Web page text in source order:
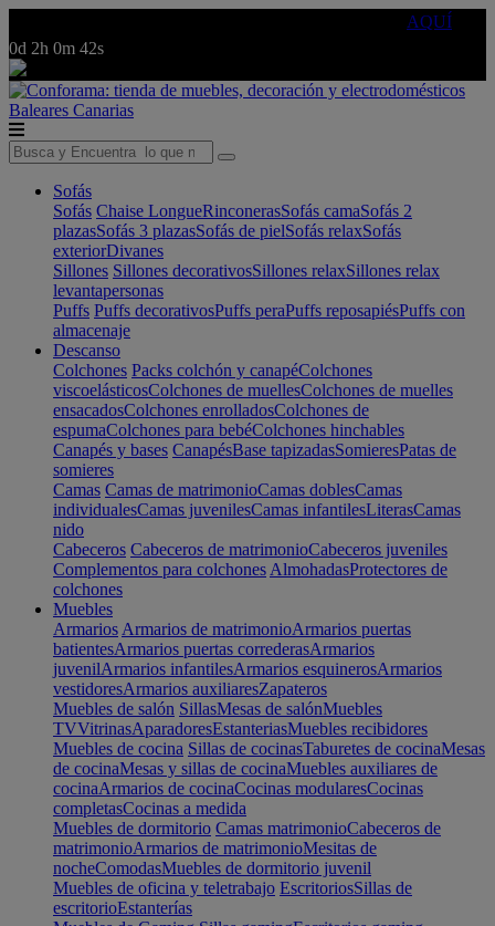
AQUÍ
0d 2h 0m 42s
Baleares Canarias
Sofás
Sofás Chaise LongueRinconerasSofás camaSofás 2
plazasSofás 3 plazasSofás de pielSofás relaxSofás
exteriorDivanes
Sillones Sillones decorativosSillones relaxSillones relax
levantapersonas
Puffs Puffs decorativosPuffs peraPuffs reposapiésPuffs con
almacenaje
Descanso
Colchones Packs colchón y canapéColchones
viscoelásticosColchones de muellesColchones de muelles
ensacadosColchones enrolladosColchones de
espumaColchones para bebéColchones hinchables
Canapés y bases CanapésBase tapizadasSomieresPatas de
somieres
Camas Camas de matrimonioCamas doblesCamas
individualesCamas juvenilesCamas infantilesLiterasCamas
nido
Cabeceros Cabeceros de matrimonioCabeceros juveniles
Complementos para colchones AlmohadasProtectores de
colchones
Muebles
Armarios Armarios de matrimonioArmarios puertas
batientesArmarios puertas correderasArmarios
juvenilArmarios infantilesArmarios esquinerosArmarios
vestidoresArmarios auxiliaresZapateros
Muebles de salón SillasMesas de salónMuebles
TVVitrinasAparadoresEstanteriasMuebles recibidores
Muebles de cocina Sillas de cocinasTaburetes de cocinaMesas
de cocinaMesas y sillas de cocinaMuebles auxiliares de
cocinaArmarios de cocinaCocinas modularesCocinas
completasCocinas a medida
Muebles de dormitorio Camas matrimonioCabeceros de
matrimonioArmarios de matrimonioMesitas de
nocheComodasMuebles de dormitorio juvenil
Muebles de oficina y teletrabajo EscritoriosSillas de
escritorioEstanterías